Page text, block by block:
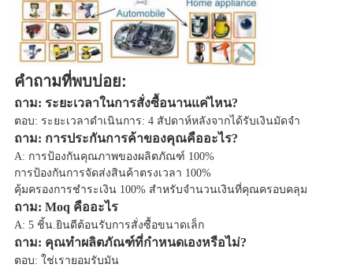
คำถามที่พบบ่อย:
ถาม: ระยะเวลาในการสั่งซื้อนานแค่ไหน?
ตอบ: ระยะเวลาดำเนินการ: 4 สัปดาห์หลังจากได้รับเงินมัดจำ
ถาม: การประกันการค้าของคุณคืออะไร?
A: การป้องกันคุณภาพของผลิตภัณฑ์ 100%
การป้องกันการจัดส่งสินค้าตรงเวลา 100%
คุ้มครองการชำระเงิน 100% สำหรับจำนวนเงินที่คุณครอบคลุม
ถาม: Moq คืออะไร
A: 5 ชิ้น.ยินดีต้อนรับการสั่งซื้อขนาดเล็ก
ถาม: คุณทำผลิตภัณฑ์ที่กำหนดเองหรือไม่?
ตอบ: ใช่เรายอมรับมัน